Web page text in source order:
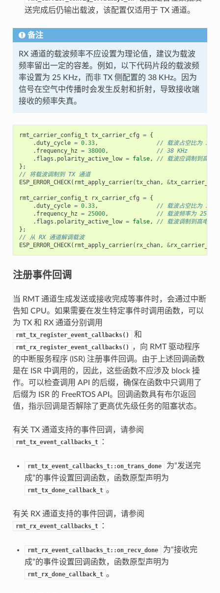
送完成后仍输出载波，该配置仅适用于 TX 通道。
备注
RX 通道的载波频率不应设置为理论值，建议为载波
频率留出一定的容差。例如，以下代码片段的载波频
率设置为 25 KHz，而非 TX 侧配置的 38 KHz。因为
信号在空气中传播时会发生反射和折射，导致接收端
接收的频率失真。
rmt_carrier_config_t tx_carrier_cfg = {
.duty_cycle = 0.33,
// 载波占空比为 33%
. frequency_hz = 38000,
// 38 KHz
. flags . polarity_active_low = false,
// 载波应调制到高电平
};
// 将载波调制到 TX 通道
ESP_ERROR_CHECK( rmt_apply_carrier(tx_chan, &tx_carrier_cfg
rmt_carrier_config_t rx_carrier_cfg = {
.duty_cycle = 0.33,
// 载波占空比为 33%
. frequency_hz = 25000,
// 载波频率为 25 KHz
. flags . polarity_active_low = false,
// 载波调制到高电平
};
// 从 RX 通道解调载波
ESP_ERROR_CHECK( rmt_apply_carrier( rx_chan, &rx_carrier_cfg
注册事件回调
当 RMT 通道生成发送或接收完成等事件时，会通过中断
告知 CPU。如果需要在发生特定事件时调用函数，可以
为 TX 和 RX 通道分别调用
rmt_tx_register_event_callbacks() 和
rmt_rx_register_event_callbacks()
，向 RMT 驱动程序
的中断服务程序 (ISR) 注册事件回调。由于上述回调函数
是在 ISR 中调用的，因此，这些函数不应涉及 block 操
作。可以检查调用 API 的后缀，确保在函数中只调用了
后缀为 ISR 的 FreeRTOS API。回调函数具有布尔返回
值，指示回调是否解除了更高优先级任务的阻塞状态。
有关 TX 通道支持的事件回调，请参阅
rmt_tx_event_callbacks_t ：
rmt_tx_event_callbacks_t::on_trans_done
为“发送完
成”的事件设置回调函数，函数原型声明为
rmt_tx_done_callback_t 。
有关 RX 通道支持的事件回调，请参阅
rmt_rx_event_callbacks_t ：
rmt_rx_event_callbacks_t::on_recv_done
为“接收完
成”的事件设置回调函数，函数原型声明为
rmt_rx_done_callback_t 。